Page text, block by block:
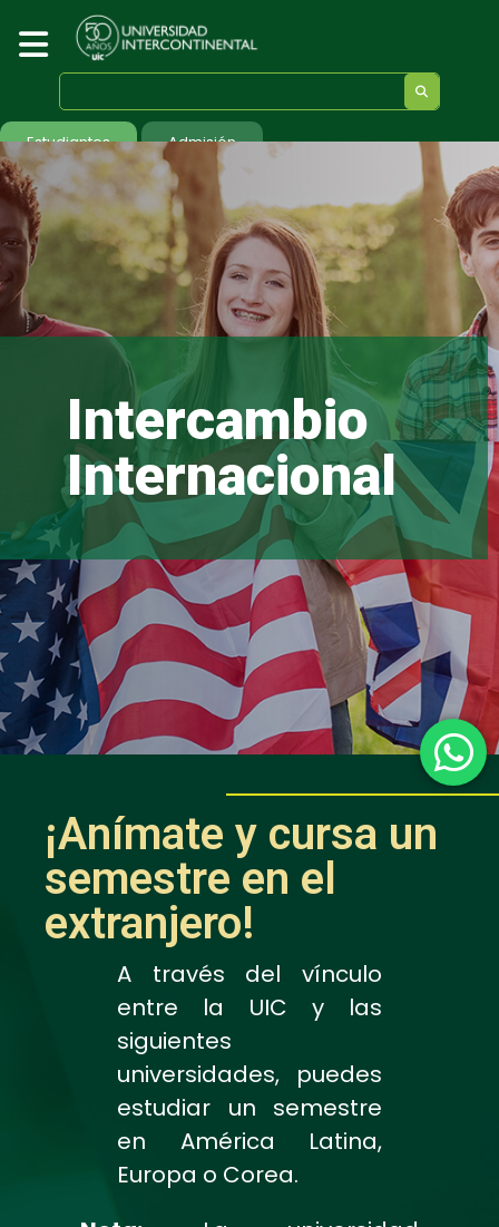
Estudiantes Admisión
Intercambio
Internacional
¡Anímate y cursa un
semestre en el
extranjero!
A través del vínculo
entre la UIC y las
siguientes
universidades, puedes
estudiar un semestre
en América Latina,
Europa o Corea.